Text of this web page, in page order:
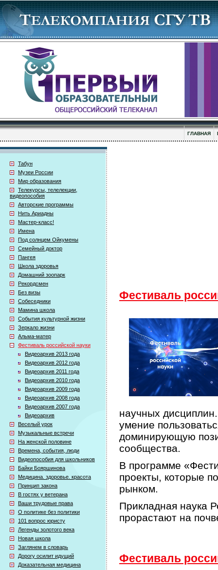
ГЛАВНАЯ
Табун
Музеи России
Мир образования
Телекурсы, телелекции,
видеопособия
Авторские программы
Нить Ариадны
Мастер-класс!
Имена
Под солнцем Ойкумены
Семейный доктор
Пангея
Школа здоровья
Домашний зоопарк
Рекордсмен
Без визы
Собеседники
Мамина школа
События культурной жизни
Зеркало жизни
Альма-матер
Фестиваль российской науки
Видеоархив 2013 года
Видеоархив 2012 года
Видеоархив 2011 года
Видеоархив 2010 года
Видеоархив 2009 года
Видеоархив 2008 года
Видеоархив 2007 года
Видеоархив
Веселый урок
Музыкальные встречи
На женской половине
Времена, события, люди
Видеопособия для школьников
Байки Бояршинова
Медицина. здоровье. красота
Принцип закона
В гостях у ветерана
Ваши трудовые права
О политике без политики
101 вопрос юристу
Легенды золотого века
Новая школа
Заглянем в словарь
Дорогу осилит идущий
Доказательная медицина
Фестиваль
научных
умение
доминирующую
сообщества.
В программе
проекты, которые
рынком.
Прикладная наука
прорастают на
Фестиваль